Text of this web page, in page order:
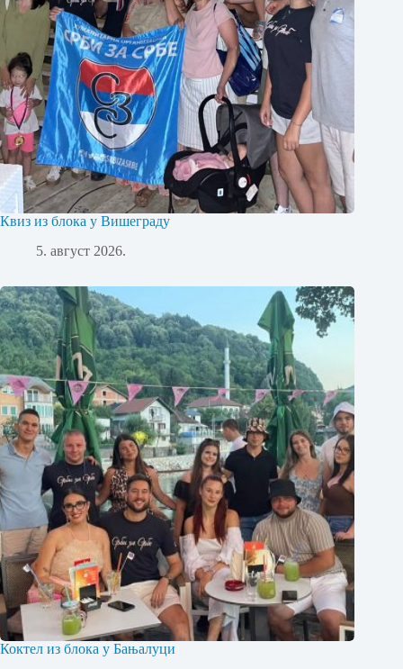
Квиз из блока у Вишеграду
5. август 2026.
Коктел из блока у Бањалуци